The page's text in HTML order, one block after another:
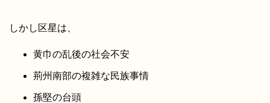
しかし区星は、
黄巾の乱後の社会不安
荊州南部の複雑な民族事情
孫堅の台頭